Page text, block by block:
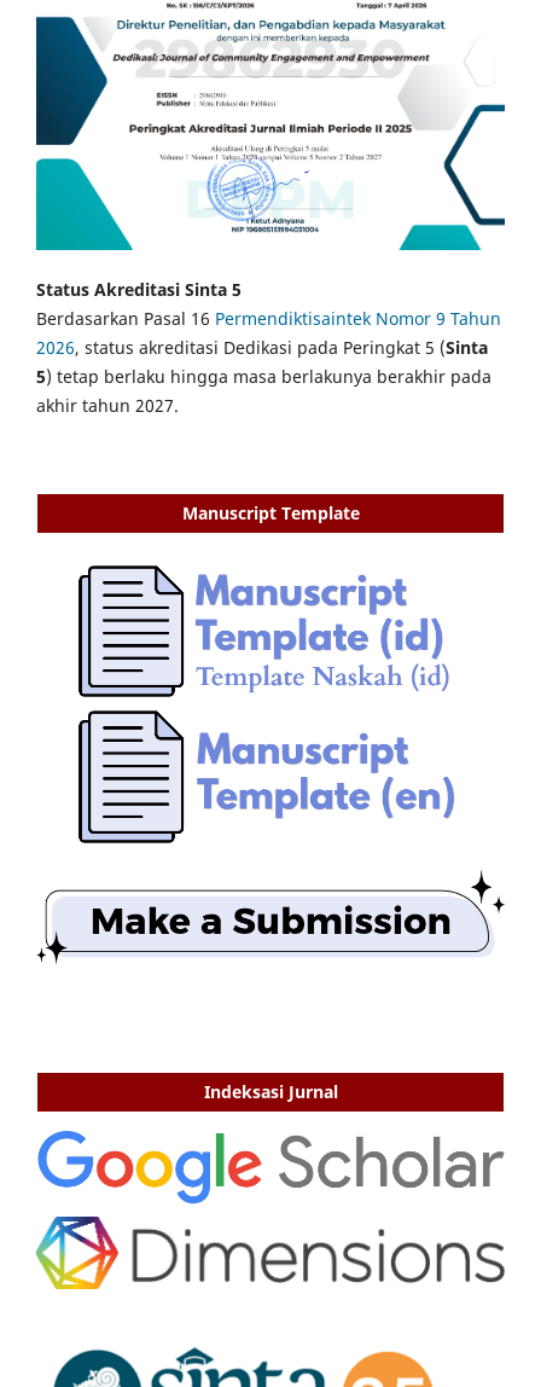
Status Akreditasi Sinta 5
Berdasarkan Pasal 16 Permendiktisaintek Nomor 9 Tahun
2026, status akreditasi Dedikasi pada Peringkat 5 (Sinta
5) tetap berlaku hingga masa berlakunya berakhir pada
akhir tahun 2027.
Manuscript Template
Indeksasi Jurnal